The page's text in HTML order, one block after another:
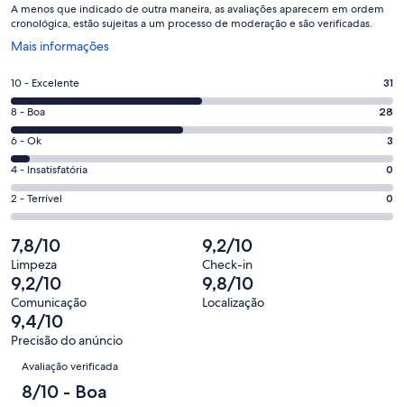
A menos que indicado de outra maneira, as avaliações aparecem em ordem
cronológica, estão sujeitas a um processo de moderação e são verificadas.
Mais informações
Abre
uma
janela
Nota
10
-
Excelente.
31
de
62
avaliações
10 - Excelente 31
Nota
8
-
Boa.
28
de
62
avaliações
8 - Boa 28
Nota
6
-
Ok.
3
de
62
avaliações
6 - Ok 3
Nota
4
-
0
de
62
avaliações
4 - Insatisfatória 0
Nota
2
-
Terrível.
0
de
62
avaliações
2 - Terrível 0
7,8/10
Limpeza
9,2/10
Check-in
9,2/10
Comunicação
9,8/10
Localização
9,4/10
Precisão do anúncio
Avaliações
Avaliação verificada
8/10 - Boa